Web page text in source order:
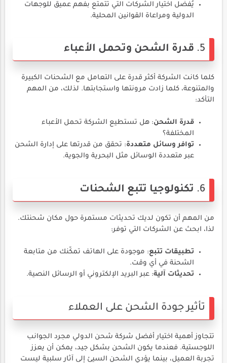
يُفضَّل اختيار الشركات التي تتمتع بفهم عميق للوجهات
الدولية ومراعاة القوانين المحلية.
5. قدرة الشحن وتحمل الأعباء
كلما كانت الشركة أكثر قدرة على التعامل مع الشحنات الكبيرة
والمتنوعة، كلما زادت مرونتها واستجابتها. لذلك، من المهم
التأكد:
قدرة الشحن: هل تستطيع الشركة تحمل الأعباء
المختلفة؟
توافر وسائل متعددة: تحقق من قدرتها على إدارة الشحن
عبر متعددة الوسائل مثل البحرية والجوية.
6. تكنولوجيا تتبع الشحنات
من المهم أن تكون لديك تحديثات مستمرة حول مكان شحنتك.
لذا، ابحث عن الشركات التي توفر:
تطبيقات تتبع: موجودة على الهاتف تمكّنك من متابعة
الشحنة في أي وقت.
تحديثات آلية: عبر البريد الإلكتروني أو الرسائل النصية.
تأثير جودة الشحن على العملاء
تتجاوز أهمية اختيار أفضل شركة شحن الدولي مجرد الجوانب
اللوجستية. فعندما يكون الشحن بشكل جيد، يمكن أن يعزز
تجربة العميل، بينما يؤدي الشحن السيئ إلى آثار سلبية ليست